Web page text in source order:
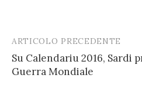
Post
navigation
ARTICOLO PRECEDENTE
Su Calendariu 2016, Sardi
Guerra Mondiale